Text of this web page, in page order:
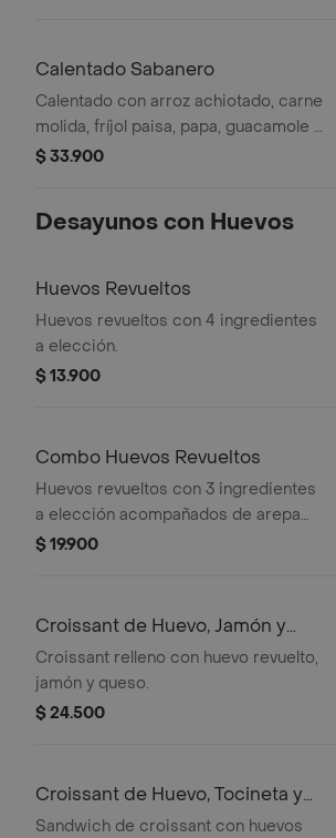
Calentado Sabanero
Calentado con arroz achiotado, carne
molida, fríjol paisa, papa, guacamole y
cilantro.
$ 33.900
Desayunos con Huevos
Huevos Revueltos
Huevos revueltos con 4 ingredientes
a elección.
$ 13.900
Combo Huevos Revueltos
Huevos revueltos con 3 ingredientes
a elección acompañados de arepa
paisa y bebida.
$ 19.900
Croissant de Huevo, Jamón y
Queso
Croissant relleno con huevo revuelto,
jamón y queso.
$ 24.500
Croissant de Huevo, Tocineta y
Queso
Sandwich de croissant con huevos